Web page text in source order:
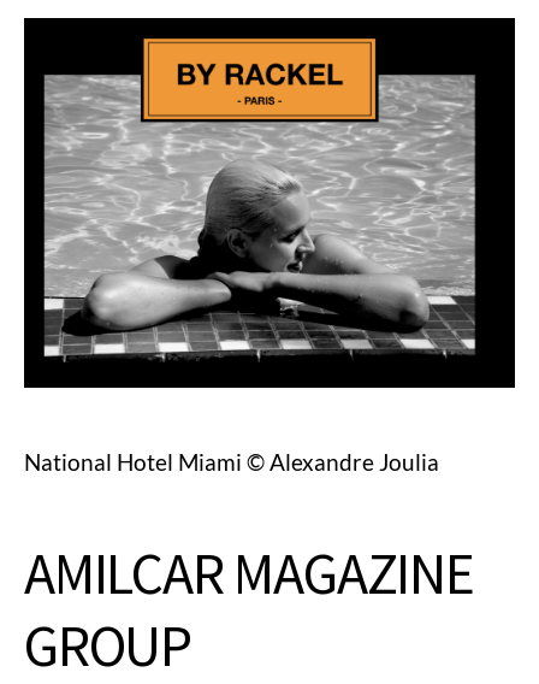
National Hotel Miami © Alexandre Joulia
AMILCAR MAGAZINE
GROUP